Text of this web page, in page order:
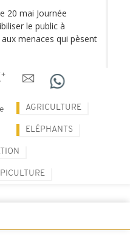
20 mai Journée
le public à
menaces qui pèsent
AGRICULTURE
ELÉPHANTS